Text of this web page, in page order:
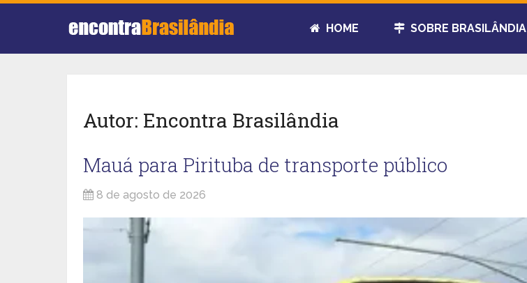
HOME SOBRE BRASILÂNDIA
Autor: Encontra Brasilândia
Mauá para Pirituba de transporte público
8 de agosto de 2026